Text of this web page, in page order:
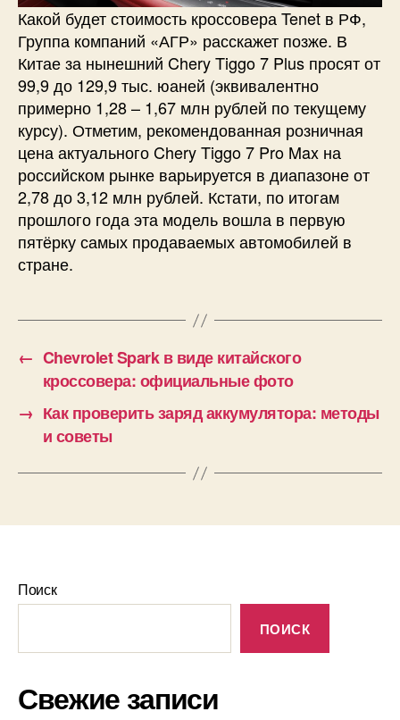
Какой будет стоимость кроссовера Tenet в РФ,
Группа компаний «АГР» расскажет позже. В
Китае за нынешний Chery Tiggo 7 Plus просят от
99,9 до 129,9 тыс. юаней (эквивалентно
примерно 1,28 – 1,67 млн рублей по текущему
курсу). Отметим, рекомендованная розничная
цена актуального Chery Tiggo 7 Pro Max на
российском рынке варьируется в диапазоне от
2,78 до 3,12 млн рублей. Кстати, по итогам
прошлого года эта модель вошла в первую
пятёрку самых продаваемых автомобилей в
стране.
← Chevrolet Spark в виде китайского
кроссовера: официальные фото
→ Как проверить заряд аккумулятора: методы
и советы
Поиск
ПОИСК
Свежие записи